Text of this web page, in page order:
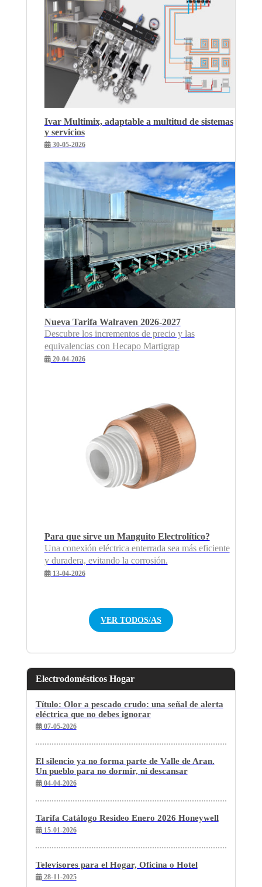
Ivar Multimix, adaptable a multitud de sistemas
y servicios
30-05-2026
Nueva Tarifa Walraven 2026-2027
Descubre los incrementos de precio y las
equivalencias con Hecapo Martigrap
20-04-2026
Para que sirve un Manguito Electrolítico?
Una conexión eléctrica enterrada sea más eficiente
y duradera, evitando la corrosión.
13-04-2026
VER TODOS/AS
Electrodomésticos Hogar
Título: Olor a pescado crudo: una señal de alerta
eléctrica que no debes ignorar
07-05-2026
El silencio ya no forma parte de Valle de Aran.
Un pueblo para no dormir, ni descansar
04-04-2026
Tarifa Catálogo Resideo Enero 2026 Honeywell
15-01-2026
Televisores para el Hogar, Oficina o Hotel
28-11-2025